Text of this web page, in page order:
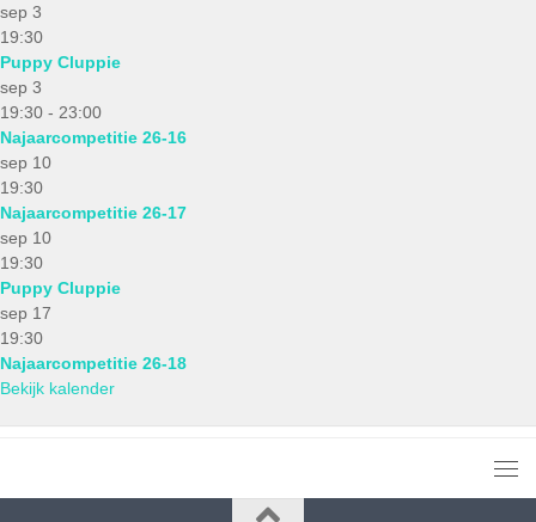
sep 3
19:30
Puppy Cluppie
sep 3
19:30 - 23:00
Najaarcompetitie 26-16
sep 10
19:30
Najaarcompetitie 26-17
sep 10
19:30
Puppy Cluppie
sep 17
19:30
Najaarcompetitie 26-18
Bekijk kalender